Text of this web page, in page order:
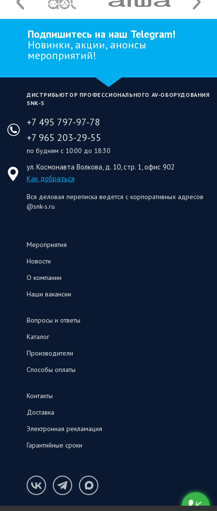
Подпишитесь на наш Telegram!
Новинки, акции, анонсы
мероприятий!
ДИСТРИБЬЮТОР ПРОФЕССИОНАЛЬНОГО AV‑ОБОРУДОВАНИЯ
SNK‑S
+7 495 797-97-78
+7 965 203-29-55
по будням с 10:00 до 18:30
ул. Космонавта Волкова, д. 10, стр. 1, офис 902
Как добраться
Вся деловая переписка ведется с корпоративных адресов
@snk-s.ru
Мероприятия
Новости
О компании
Наши вакансии
Вопросы и ответы
Каталог
Производители
Способы оплаты
Контакты
Доставка
Электронная рекламация
Гарантийные сроки